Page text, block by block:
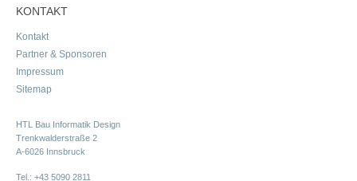
KONTAKT
Kontakt
Partner & Sponsoren
Impressum
Sitemap
HTL Bau Informatik Design
Trenkwalderstraße 2
A-6026 Innsbruck
Tel.: +43 5090 2811